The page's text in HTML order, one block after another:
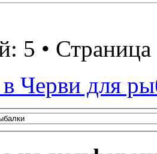
5 • Страница
Черви для